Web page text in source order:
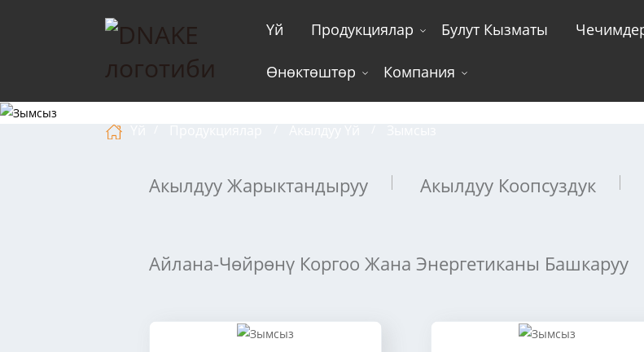
Үй Продукциялар Булут Кызматы
Өнөктөштөр Компания
Зымсыз
Акылдуу Жарыктандыруу Акылдуу Коопсуздук
Айлана-Чөйрөнү Коргоо Жана Энергетиканы Башкаруу